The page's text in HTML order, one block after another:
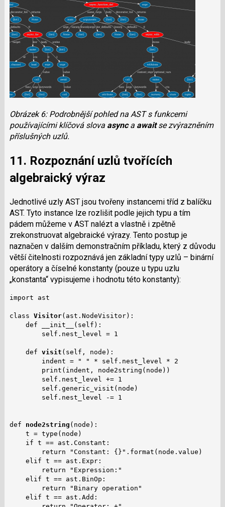
Obrázek 6: Podrobnější pohled na AST s funkcemi
používajícími klíčová slova asynca awaitse zvýrazněním
příslušných uzlů.
11. Rozpoznání uzlů tvořících
algebraický výraz
Jednotlivé uzly AST jsou tvořeny instancemi tříd z balíčku
AST. Tyto instance lze rozlišit podle jejich typu a tím
pádem můžeme v AST nalézt a vlastně i zpětně
zrekonstruovat algebraické výrazy. Tento postup je
naznačen v dalším demonstračním příkladu, který z důvodu
větší čitelnosti rozpoznává jen základní typy uzlů – binární
operátory a číselné konstanty (pouze u typu uzlu
„konstanta“ vypisujeme i hodnotu této konstanty):
import ast
class Visitor(ast.NodeVisitor):
    def __init__(self):
        self.nest_level = 1
    def
visit (self, node):
        indent = " " * self.nest_level * 2
        print(indent, node2string(node))
        self.nest_level += 1
        self.generic_visit(node)
        self.nest_level -= 1
def node2string (node):
    t = type(node)
    if t == ast.Constant:
        return "Constant: {}".format(node.value)
    elif t == ast.Expr:
        return "Expression:"
    elif t == ast.BinOp:
        return "Binary operation"
    elif t == ast.Add: